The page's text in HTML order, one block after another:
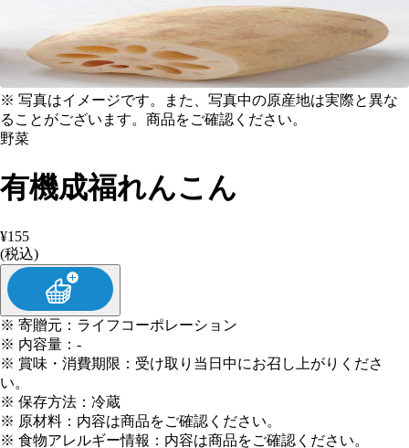
※ 写真はイメージです。また、写真中の原産地は実際と異な
ることがございます。商品をご確認ください。
野菜
有機成福れんこん
¥155
(税込)
※ 寄贈元 ： ライフコーポレーション
※ 内容量 ： -
※ 賞味・消費期限 ： 受け取り当日中にお召し上がりくださ
い。
※ 保存方法 ： 冷蔵
※ 原材料 ： 内容は商品をご確認ください。
※ 食物アレルギー情報 ： 内容は商品をご確認ください。